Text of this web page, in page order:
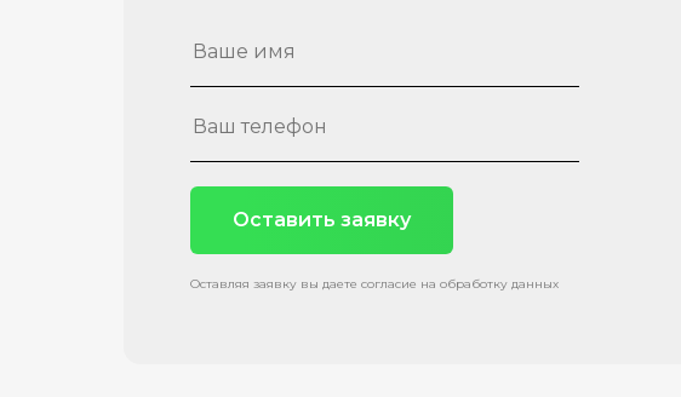
Оставить заявку
Оставляя заявку вы даете согласие на обработку данных